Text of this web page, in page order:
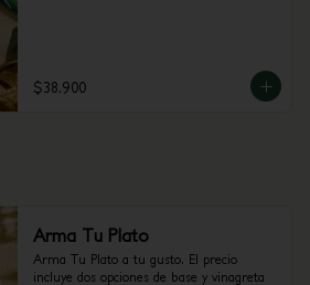
$38.900
Arma Tu Plato
Arma Tu Plato a tu gusto. El precio
incluye dos opciones de base y vinagreta